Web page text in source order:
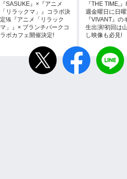
『SASUKE』×『アニメ
「リラックマ」』コラボ決
定!&『アニメ「リラック
マ」』× ブランチパークコ
ラボカフェ開催決定!
『THE TIME,
週金曜日に日
『VIVANT』の
生出演!初回は
し映像も必見!